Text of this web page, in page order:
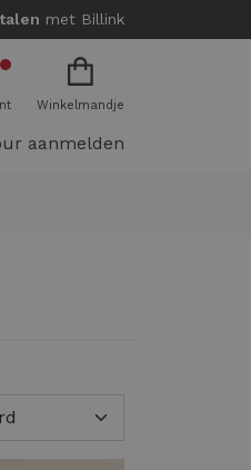
met Billink
Winkelmandje
aanmelden